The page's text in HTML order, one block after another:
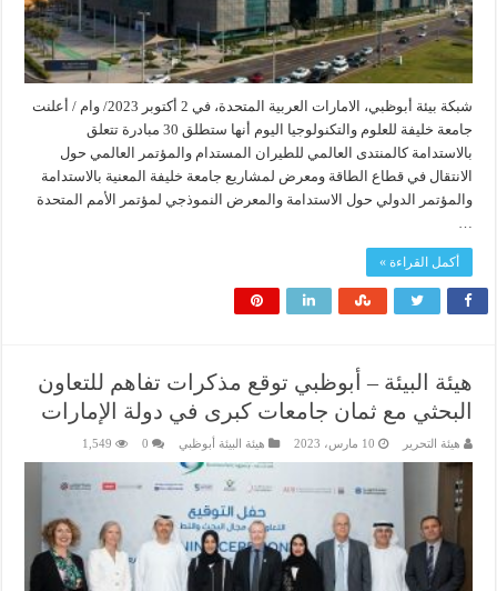
شبكة بيئة أبوظبي، الامارات العربية المتحدة، في 2 أكتوبر 2023/ وام / أعلنت
جامعة خليفة للعلوم والتكنولوجيا اليوم أنها ستطلق 30 مبادرة تتعلق
بالاستدامة كالمنتدى العالمي للطيران المستدام والمؤتمر العالمي حول
الانتقال في قطاع الطاقة ومعرض لمشاريع جامعة خليفة المعنية بالاستدامة
والمؤتمر الدولي حول الاستدامة والمعرض النموذجي لمؤتمر الأمم المتحدة
…
أكمل القراءة »
هيئة البيئة – أبوظبي توقع مذكرات تفاهم للتعاون
البحثي مع ثمان جامعات كبرى في دولة الإمارات
هيئة التحرير 10 مارس، 2023 هيئة البيئة أبوظبي 0
1,549